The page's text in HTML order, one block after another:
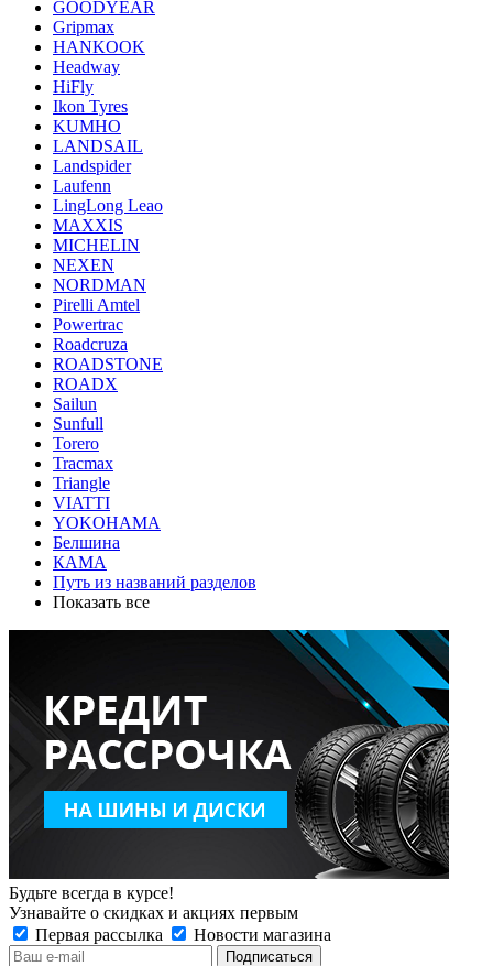
GOODYEAR
Gripmax
HANKOOK
Headway
HiFly
Ikon Tyres
KUMHO
LANDSAIL
Landspider
Laufenn
LingLong Leao
MAXXIS
MICHELIN
NEXEN
NORDMAN
Pirelli Amtel
Powertrac
Roadcruza
ROADSTONE
ROADX
Sailun
Sunfull
Torero
Tracmax
Triangle
VIATTI
YOKOHAMA
Белшина
КАМА
Путь из названий разделов
Показать все
Будьте всегда в курсе!
Узнавайте о скидках и акциях первым
Первая рассылка
Новости магазина